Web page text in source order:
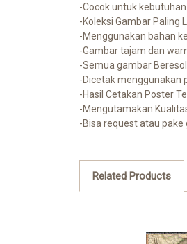
-Cocok untuk
-Koleksi Gambar Paling
-Menggunakan bahan
-Gambar tajam dan
-Semua gambar
-Dicetak menggunakan
-Hasil Cetakan Poster
-Mengutamakan
-Bisa request atau pake
Related Products